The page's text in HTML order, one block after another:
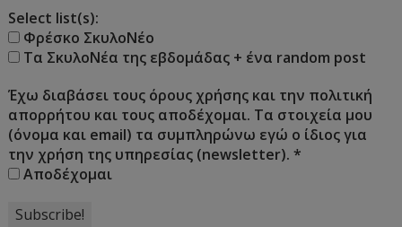
Select list(s):
Φρέσκο ΣκυλοΝέο
Τα ΣκυλοΝέα της εβδομάδας + ένα random post
Έχω διαβάσει τους όρους χρήσης και την πολιτική
απορρήτου και τους αποδέχομαι. Τα στοιχεία μου
(όνομα και email) τα συμπληρώνω εγώ ο ίδιος για
την χρήση της υπηρεσίας (newsletter).*
Αποδέχομαι